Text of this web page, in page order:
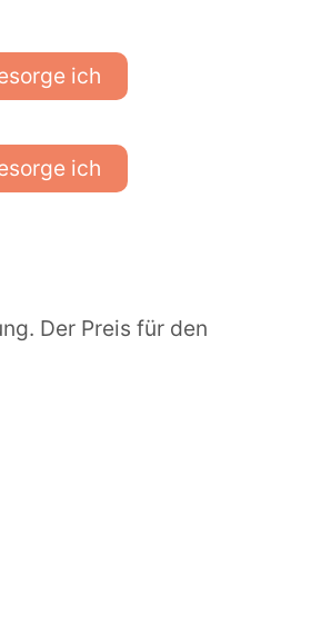
ich
ich
Der Preis für den